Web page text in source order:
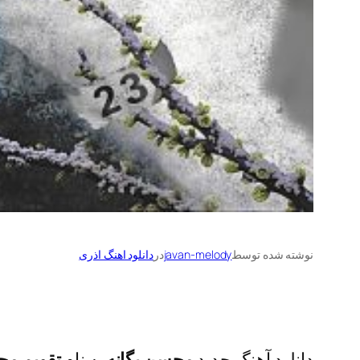
نوشته شده توسطjavan-melodyدردانلود اهنگ اذری